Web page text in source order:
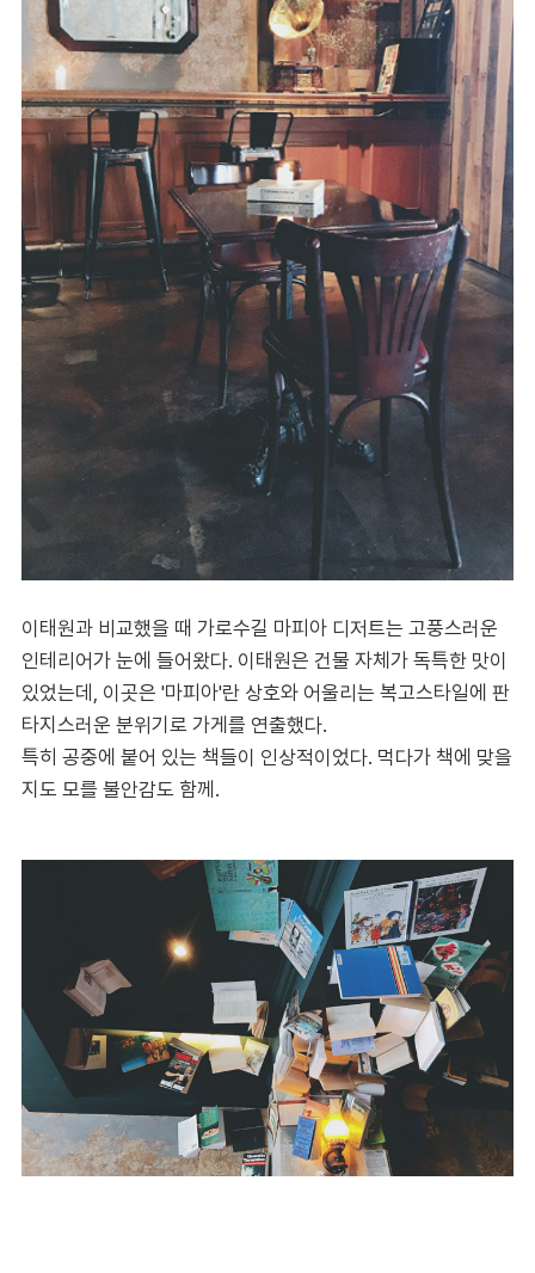
이태원과 비교했을 때 가로수길 마피아 디저트는 고풍스러운
인테리어가 눈에 들어왔다. 이태원은 건물 자체가 독특한 맛이
있었는데, 이곳은 '마피아'란 상호와 어울리는 복고스타일에 판
타지스러운 분위기로 가게를 연출했다.
특히 공중에 붙어 있는 책들이 인상적이었다. 먹다가 책에 맞을
지도 모를 불안감도 함께.